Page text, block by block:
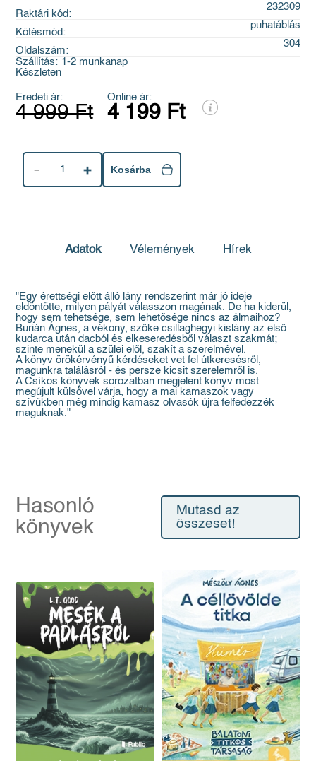
Raktári kód:
232309
Kötésmód:
puhatáblás
Oldalszám:
304
Szállítás: 1-2 munkanap
Készleten
Eredeti ár:
4 999 Ft
Online ár:
4 199 Ft
1 Kosárba
Adatok Vélemények Hírek
"Egy érettségi előtt álló lány rendszerint már jó ideje
eldöntötte, milyen pályát válasszon magának. De ha kiderül,
hogy sem tehetsége, sem lehetősége nincs az álmaihoz?
Burián Ágnes, a vékony, szőke csillaghegyi kislány az első
kudarca után dacból és elkeseredésből választ szakmát;
szinte menekül a szülei elől, szakít a szerelmével.
A könyv örökérvényű kérdéseket vet fel útkeresésről,
magunkra találásról - és persze kicsit szerelemről is.
A Csíkos könyvek sorozatban megjelent könyv most
megújult külsővel várja, hogy a mai kamaszok vagy
szívükben még mindig kamasz olvasók újra felfedezzék
maguknak."
Hasonló
könyvek
Mutasd az
összeset!